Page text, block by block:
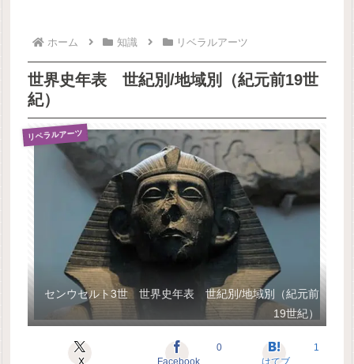
ホーム 知識 リベラルアーツ
世界史年表 世紀別/地域別（紀元前19世
紀）
リベラルアーツ
センウセルト3世 世界史年表 世紀別/地域別（紀元前
19世紀）
0
1